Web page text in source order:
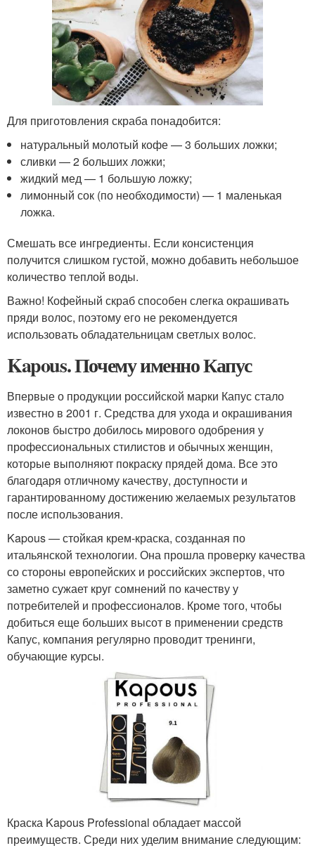
Для приготовления скраба понадобится:
натуральный молотый кофе — 3 больших ложки;
сливки — 2 больших ложки;
жидкий мед — 1 большую ложку;
лимонный сок (по необходимости) — 1 маленькая
ложка.
Смешать все ингредиенты. Если консистенция
получится слишком густой, можно добавить небольшое
количество теплой воды.
Важно! Кофейный скраб способен слегка окрашивать
пряди волос, поэтому его не рекомендуется
использовать обладательницам светлых волос.
Kapous. Почему именно Капус
Впервые о продукции российской марки Капус стало
известно в 2001 г. Средства для ухода и окрашивания
локонов быстро добилось мирового одобрения у
профессиональных стилистов и обычных женщин,
которые выполняют покраску прядей дома. Все это
благодаря отличному качеству, доступности и
гарантированному достижению желаемых результатов
после использования.
Kapous — стойкая крем-краска, созданная по
итальянской технологии. Она прошла проверку качества
со стороны европейских и российских экспертов, что
заметно сужает круг сомнений по качеству у
потребителей и профессионалов. Кроме того, чтобы
добиться еще больших высот в применении средств
Капус, компания регулярно проводит тренинги,
обучающие курсы.
Краска Kapous Professional обладает массой
преимуществ. Среди них уделим внимание следующим: